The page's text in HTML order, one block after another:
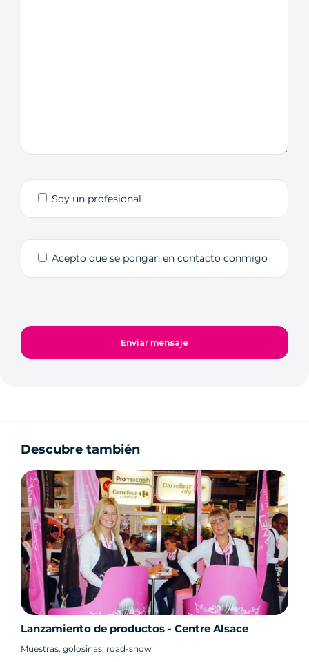
Soy un profesional
Acepto que se pongan en contacto conmigo
Descubre también
Lanzamiento de productos - Centre Alsace
Muestras, golosinas, road-show